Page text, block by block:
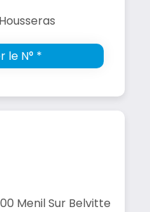
N° *
Menil Sur Belvitte